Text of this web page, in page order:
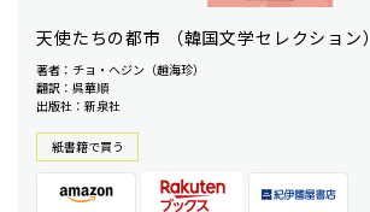
天使たちの都市 （韓国文学セレクション）
著者：チョ・ヘジン（趙海珍）
翻訳：呉華順
出版社：新泉社
紙書籍で買う